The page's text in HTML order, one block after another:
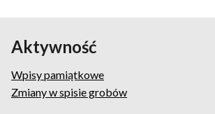
Aktywność
Wpisy pamiątkowe
Zmiany w spisie grobów